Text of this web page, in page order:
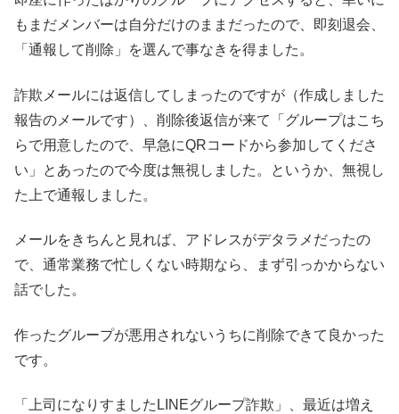
もまだメンバーは自分だけのままだったので、即刻退会、
「通報して削除」を選んで事なきを得ました。
詐欺メールには返信してしまったのですが（作成しました
報告のメールです）、削除後返信が来て「グループはこち
らで用意したので、早急にQRコードから参加してくださ
い」とあったので今度は無視しました。というか、無視し
た上で通報しました。
メールをきちんと見れば、アドレスがデタラメだったの
で、通常業務で忙しくない時期なら、まず引っかからない
話でした。
作ったグループが悪用されないうちに削除できて良かった
です。
「上司になりすましたLINEグループ詐欺」、最近は増え